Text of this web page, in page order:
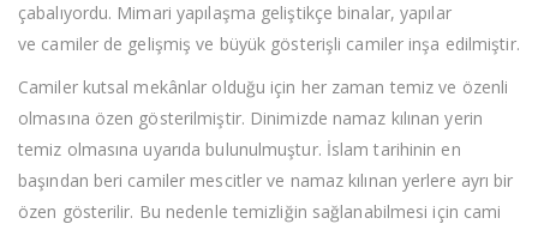
çabalıyordu. Mimari yapılaşma geliştikçe binalar, yapılar
ve camiler de gelişmiş ve büyük gösterişli camiler inşa edilmiştir.
Camiler kutsal mekânlar olduğu için her zaman temiz ve özenli
olmasına özen gösterilmiştir. Dinimizde namaz kılınan yerin
temiz olmasına uyarıda bulunulmuştur. İslam tarihinin en
başından beri camiler mescitler ve namaz kılınan yerlere ayrı bir
özen gösterilir. Bu nedenle temizliğin sağlanabilmesi için cami